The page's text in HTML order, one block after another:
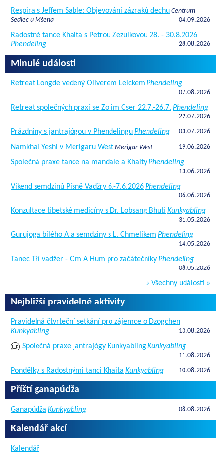
Respira s Jeffem Sable: Objevování zázraků dechu Centrum
Sedlec u Mšena
04.09.2026
Radostné tance Khaita s Petrou Zezulkovou 28. - 30.8.2026
Phendeling
28.08.2026
Minulé události
Retreat Longde vedený Oliverem Leickem Phendeling
07.08.2026
Retreat společných praxí se Zolim Cser 22.7.-26.7. Phendeling
22.07.2026
Prázdniny s jantrajógou v PhendelinguPhendeling 03.07.2026
Namkhai Yeshi v Merigaru West Merigar West 19.06.2026
Společná praxe tance na mandale a KhaityPhendeling
13.06.2026
Víkend semdzinů Písně Vadžry 6.-7.6.2026Phendeling
06.06.2026
Konzultace tibetské medicíny s Dr. Lobsang Bhuti Kunkyabling
31.05.2026
Gurujoga bílého A a semdziny s L. Chmelíkem Phendeling
14.05.2026
Tanec Tří vadžer - Om A Hum pro začátečníkyPhendeling
08.05.2026
» Všechny události »
Nejbližší pravidelné aktivity
Pravidelná čtvrteční setkání pro zájemce o Dzogchen
Kunkyabling
13.08.2026
Společná praxe jantrajógy KunkyablingKunkyabling
11.08.2026
Pondělky s Radostnými tanci Khaita Kunkyabling 10.08.2026
Příští ganapúdža
Ganapúdža Kunkyabling 08.08.2026
Kalendář akcí
Kalendář